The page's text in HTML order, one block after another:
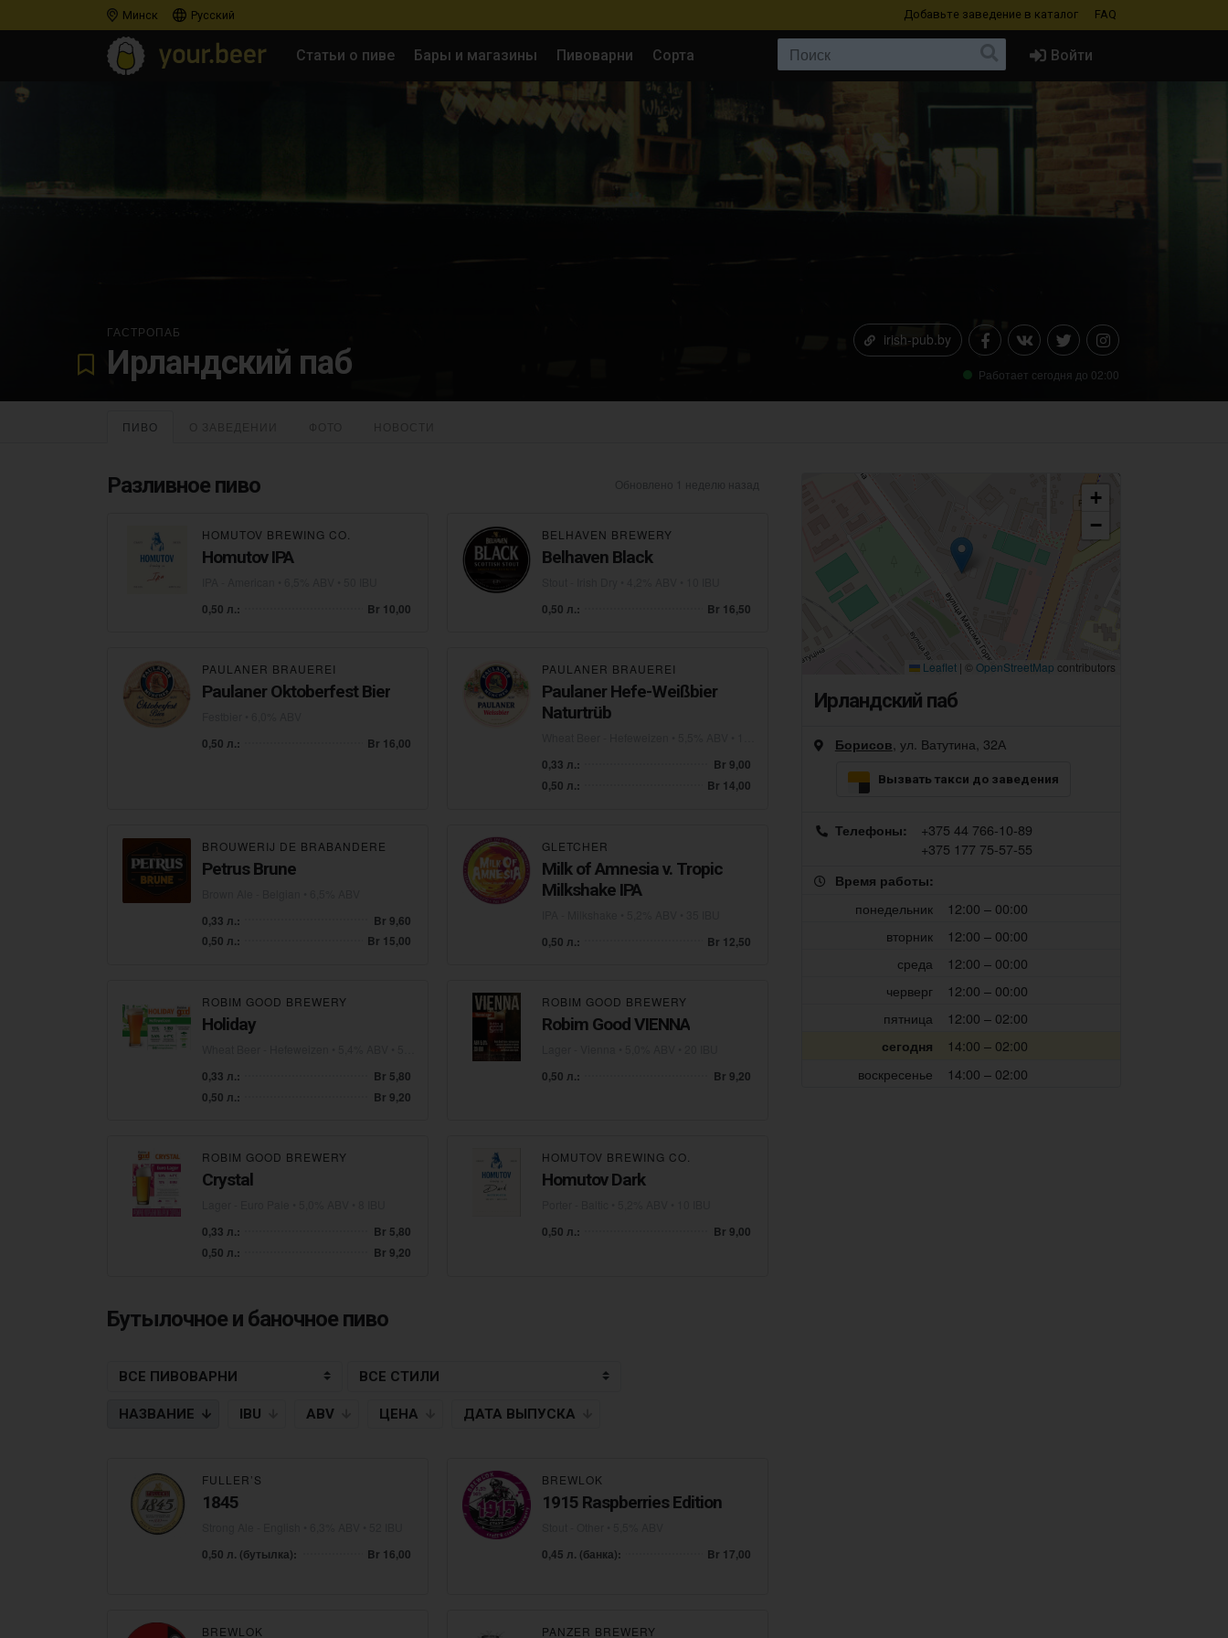
Минск Русский Добавьте заведение в каталог FAQ
Статьи о пиве Бары и магазины Пивоварни Сорта Войти
ГАСТРОПАБ
Ирландский паб
irish-pub.by
Работает сегодня до 02:00
ПИВО
Разливное пиво Обновлено 1 неделю назад
HOMUTOV BREWING CO.
Homutov IPA
0,50 л.: Br 10,00
BELHAVEN BREWERY
Belhaven Black
0,50 л.: Br 16,50
PAULANER BRAUEREI
Paulaner Oktoberfest Bier
0,50 л.: Br 16,00
PAULANER BRAUEREI
Paulaner Hefe-Weißbier
Naturtrüb
0,33 л.:
Br 9,00
0,50 л.:
Br 14,00
BROUWERIJ DE BRABANDERE
Petrus Brune
0,33 л.:
Br 9,60
0,50 л.:
Br 15,00
GLETCHER
Milk of Amnesia v. Tropic
Milkshake IPA
0,50 л.: Br 12,50
ROBIM GOOD BREWERY
Holiday
0,33 л.:
Br 5,80
0,50 л.:
Br 9,20
ROBIM GOOD BREWERY
Robim Good VIENNA
0,50 л.: Br 9,20
ROBIM GOOD BREWERY
Crystal
0,33 л.:
Br 5,80
0,50 л.:
Br 9,20
HOMUTOV BREWING CO.
Homutov Dark
0,50 л.: Br 9,00
Бутылочное и баночное пиво
НАЗВАНИЕ IBU ABV ЦЕНА ДАТА ВЫПУСКА
FULLER’S
1845
0,50 л. (бутылка): Br 16,00
BREWLOK
1915 Raspberries Edition
0,45 л. (банка): Br 17,00
BREWLOK PANZER BREWERY
+
−
Leaflet | © OpenStreetMap contributors
Ирландский паб
Борисов , ул. Ватутина, 32А
Вызвать такси до заведения
Телефоны:
+375 44 766-10-89
+375 177 75-57-55
Время работы:
понедельник
12:00 – 00:00
вторник
12:00 – 00:00
среда
12:00 – 00:00
черверг
12:00 – 00:00
пятница
12:00 – 02:00
сегодня
14:00 – 02:00
воскресенье
14:00 – 02:00